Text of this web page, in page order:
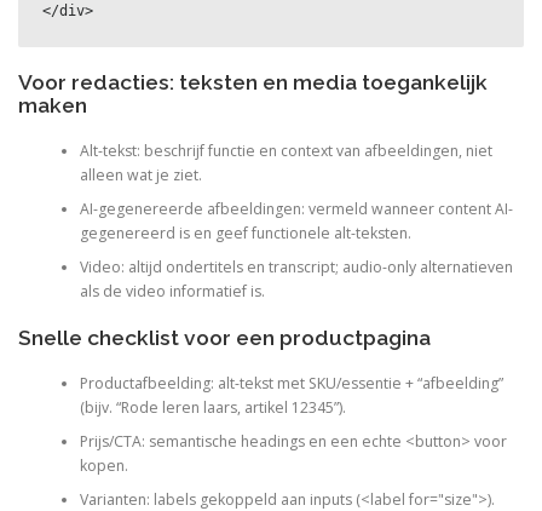
</div>
Voor redacties: teksten en media toegankelijk
maken
Alt-tekst: beschrijf functie en context van afbeeldingen, niet
alleen wat je ziet.
AI-gegenereerde afbeeldingen: vermeld wanneer content AI-
gegenereerd is en geef functionele alt-teksten.
Video: altijd ondertitels en transcript; audio-only alternatieven
als de video informatief is.
Snelle checklist voor een productpagina
Productafbeelding: alt-tekst met SKU/essentie + “afbeelding”
(bijv. “Rode leren laars, artikel 12345”).
Prijs/CTA: semantische headings en een echte <button> voor
kopen.
Varianten: labels gekoppeld aan inputs (<label for="size">).